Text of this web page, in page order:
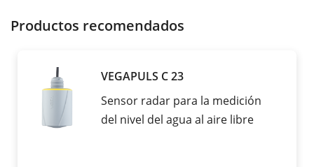
Productos recomendados
VEGAPULS C 23
Sensor radar para la medición
del nivel del agua al aire libre